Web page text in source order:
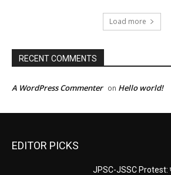
Load more
RECENT COMMENTS
A WordPress Commenter on Hello world!
EDITOR PICKS
JPSC-JSSC Protest: